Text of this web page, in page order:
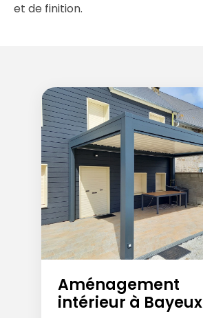
et de finition.
Aménagement
intérieur à Bayeux